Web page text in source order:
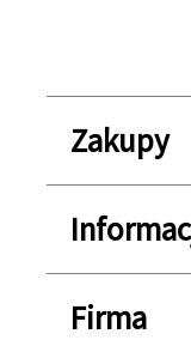
Zakupy
Firma